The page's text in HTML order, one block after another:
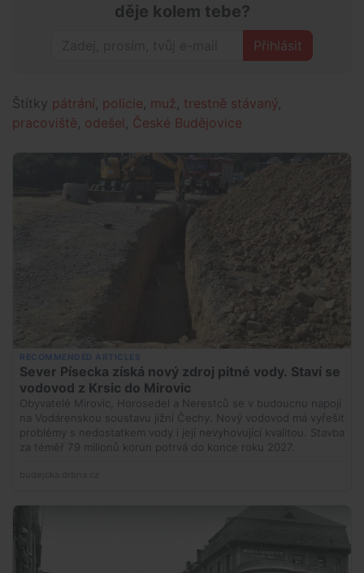
děje kolem tebe?
Přihlásit
Štítky pátrání policie muž trestně stávaný
pracoviště odešel České Budějovice